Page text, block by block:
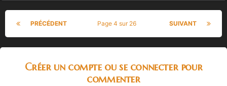
PRÉCÉDENT SUIVANT
Page 4 sur 26
Créer un compte ou se connecter pour
commenter